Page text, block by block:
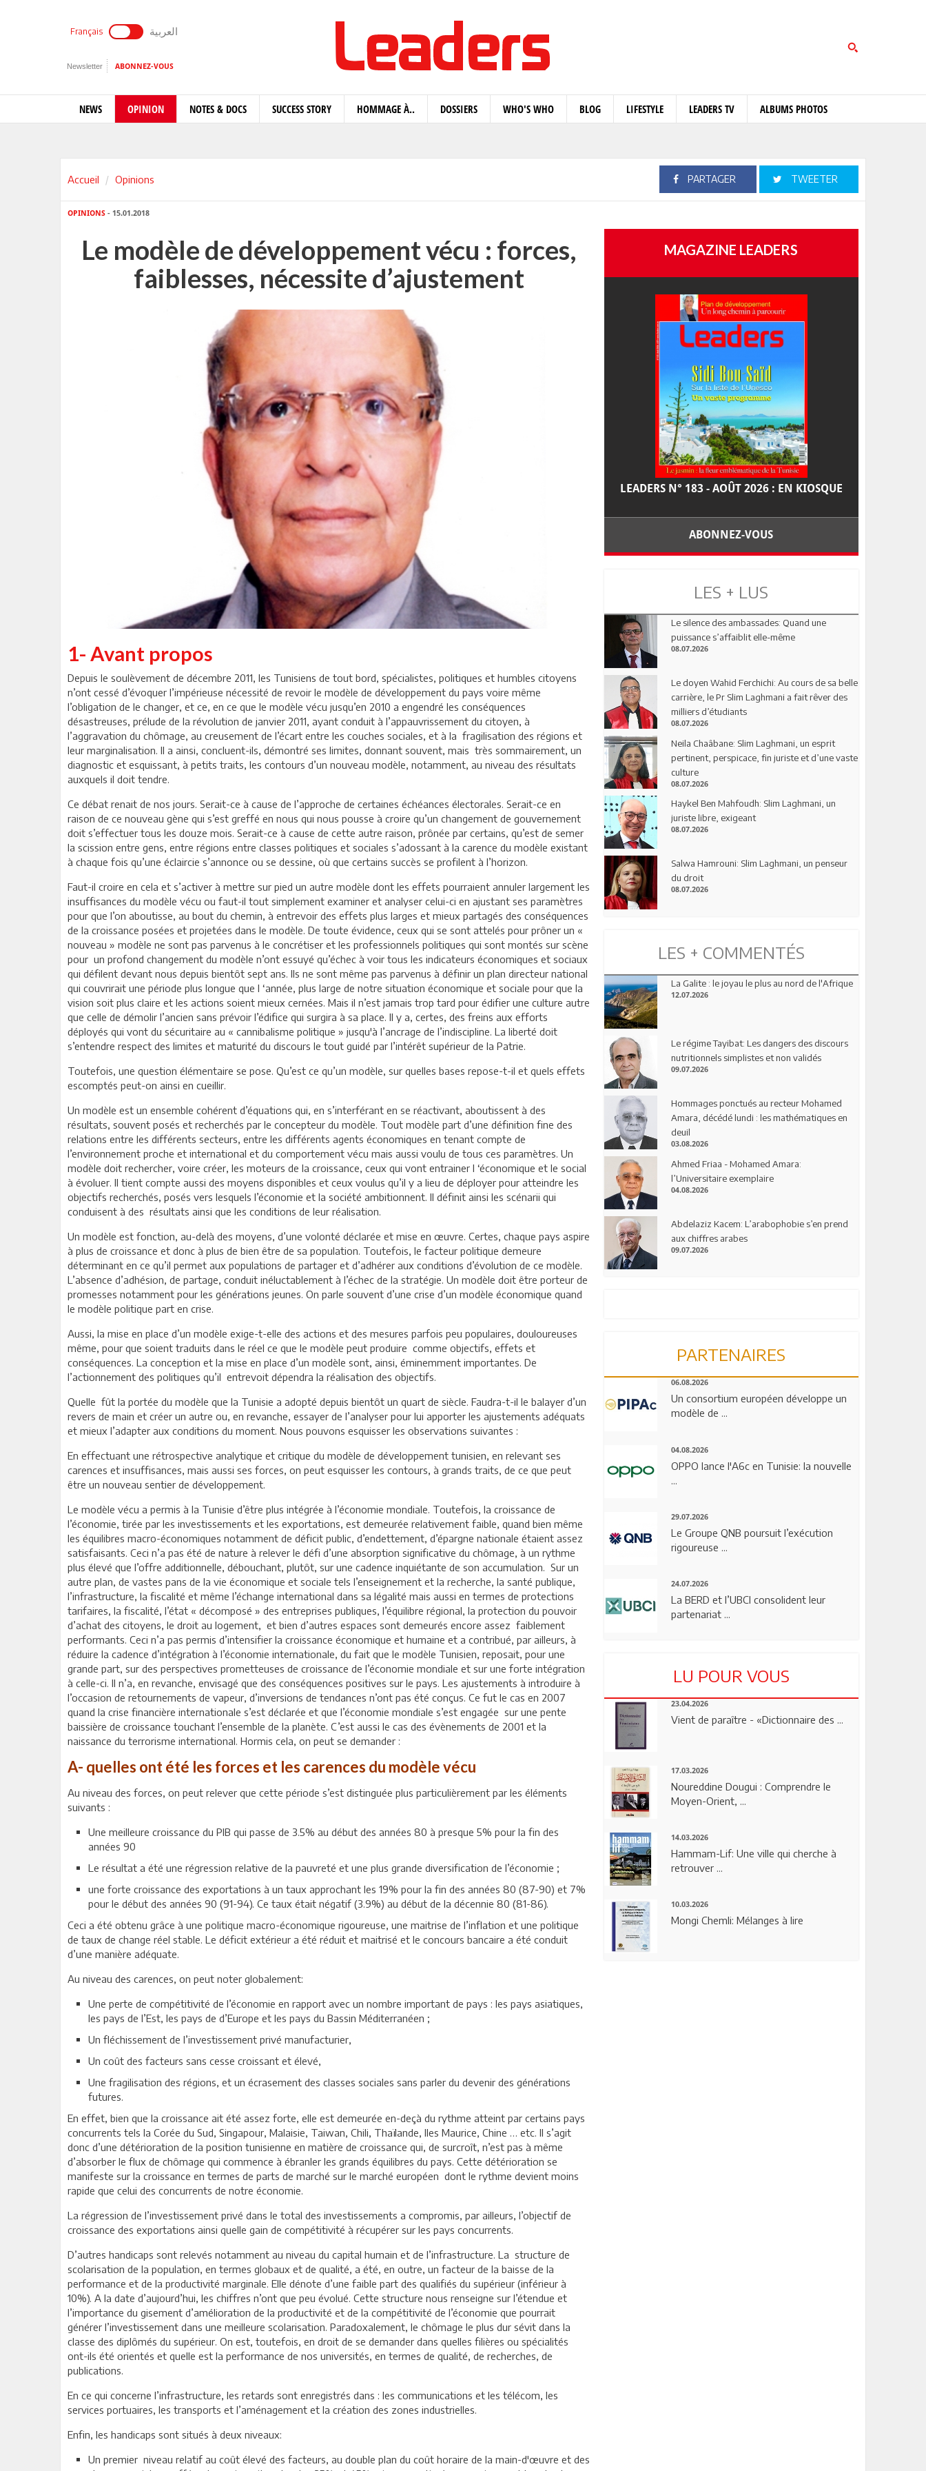
Français العربية
Newsletter ABONNEZ-VOUS
NEWS OPINION NOTES & DOCS SUCCESS STORY HOMMAGE À.. DOSSIERS WHO'S WHO BLOG LIFESTYLE LEADERS TV ALBUMS PHOTOS
Accueil Opinions PARTAGER TWEETER
OPINIONS - 15.01.2018
Le modèle de développement vécu : forces,
faiblesses, nécessite d’ajustement
1- Avant propos
Depuis le soulèvement de décembre 2011, les Tunisiens de tout bord, spécialistes, politiques et humbles citoyens
n’ont cessé d’évoquer l’impérieuse nécessité de revoir le modèle de développement du pays voire même
l’obligation de le changer, et ce, en ce que le modèle vécu jusqu’en 2010 a engendré les conséquences
désastreuses, prélude de la révolution de janvier 2011, ayant conduit à l’appauvrissement du citoyen, à
l’aggravation du chômage, au creusement de l’écart entre les couches sociales, et à la fragilisation des régions et
leur marginalisation. Il a ainsi, concluent-ils, démontré ses limites, donnant souvent, mais très sommairement, un
diagnostic et esquissant, à petits traits, les contours d’un nouveau modèle, notamment, au niveau des résultats
auxquels il doit tendre.
Ce débat renait de nos jours. Serait-ce à cause de l’approche de certaines échéances électorales. Serait-ce en
raison de ce nouveau gène qui s’est greffé en nous qui nous pousse à croire qu’un changement de gouvernement
doit s’effectuer tous les douze mois. Serait-ce à cause de cette autre raison, prônée par certains, qu’est de semer
la scission entre gens, entre régions entre classes politiques et sociales s’adossant à la carence du modèle existant
à chaque fois qu’une éclaircie s’annonce ou se dessine, où que certains succès se profilent à l’horizon.
Faut-il croire en cela et s’activer à mettre sur pied un autre modèle dont les effets pourraient annuler largement les
insuffisances du modèle vécu ou faut-il tout simplement examiner et analyser celui-ci en ajustant ses paramètres
pour que l’on aboutisse, au bout du chemin, à entrevoir des effets plus larges et mieux partagés des conséquences
de la croissance posées et projetées dans le modèle. De toute évidence, ceux qui se sont attelés pour prôner un «
nouveau » modèle ne sont pas parvenus à le concrétiser et les professionnels politiques qui sont montés sur scène
pour un profond changement du modèle n’ont essuyé qu’échec à voir tous les indicateurs économiques et sociaux
qui défilent devant nous depuis bientôt sept ans. Ils ne sont même pas parvenus à définir un plan directeur national
qui couvrirait une période plus longue que l ‘année, plus large de notre situation économique et sociale pour que la
vision soit plus claire et les actions soient mieux cernées. Mais il n’est jamais trop tard pour édifier une culture autre
que celle de démolir l’ancien sans prévoir l’édifice qui surgira à sa place. Il y a, certes, des freins aux efforts
déployés qui vont du sécuritaire au « cannibalisme politique » jusqu'à l’ancrage de l’indiscipline. La liberté doit
s’entendre respect des limites et maturité du discours le tout guidé par l’intérêt supérieur de la Patrie.
Toutefois, une question élémentaire se pose. Qu’est ce qu’un modèle, sur quelles bases repose-t-il et quels effets
escomptés peut-on ainsi en cueillir.
Un modèle est un ensemble cohérent d’équations qui, en s’interférant en se réactivant, aboutissent à des
résultats, souvent posés et recherchés par le concepteur du modèle. Tout modèle part d’une définition fine des
relations entre les différents secteurs, entre les différents agents économiques en tenant compte de
l’environnement proche et international et du comportement vécu mais aussi voulu de tous ces paramètres. Un
modèle doit rechercher, voire créer, les moteurs de la croissance, ceux qui vont entrainer l ‘économique et le social
à évoluer. Il tient compte aussi des moyens disponibles et ceux voulus qu’il y a lieu de déployer pour atteindre les
objectifs recherchés, posés vers lesquels l’économie et la société ambitionnent. Il définit ainsi les scénarii qui
conduisent à des résultats ainsi que les conditions de leur réalisation.
Un modèle est fonction, au-delà des moyens, d’une volonté déclarée et mise en œuvre. Certes, chaque pays aspire
à plus de croissance et donc à plus de bien être de sa population. Toutefois, le facteur politique demeure
déterminant en ce qu’il permet aux populations de partager et d’adhérer aux conditions d’évolution de ce modèle.
L’absence d’adhésion, de partage, conduit inéluctablement à l’échec de la stratégie. Un modèle doit être porteur de
promesses notamment pour les générations jeunes. On parle souvent d’une crise d’un modèle économique quand
le modèle politique part en crise.
Aussi, la mise en place d’un modèle exige-t-elle des actions et des mesures parfois peu populaires, douloureuses
même, pour que soient traduits dans le réel ce que le modèle peut produire comme objectifs, effets et
conséquences. La conception et la mise en place d’un modèle sont, ainsi, éminemment importantes. De
l’actionnement des politiques qu’il entrevoit dépendra la réalisation des objectifs.
Quelle fût la portée du modèle que la Tunisie a adopté depuis bientôt un quart de siècle. Faudra-t-il le balayer d’un
revers de main et créer un autre ou, en revanche, essayer de l’analyser pour lui apporter les ajustements adéquats
et mieux l’adapter aux conditions du moment. Nous pouvons esquisser les observations suivantes :
En effectuant une rétrospective analytique et critique du modèle de développement tunisien, en relevant ses
carences et insuffisances, mais aussi ses forces, on peut esquisser les contours, à grands traits, de ce que peut
être un nouveau sentier de développement.
Le modèle vécu a permis à la Tunisie d’être plus intégrée à l’économie mondiale. Toutefois, la croissance de
l’économie, tirée par les investissements et les exportations, est demeurée relativement faible, quand bien même
les équilibres macro-économiques notamment de déficit public, d’endettement, d’épargne nationale étaient assez
satisfaisants. Ceci n’a pas été de nature à relever le défi d’une absorption significative du chômage, à un rythme
plus élevé que l’offre additionnelle, débouchant, plutôt, sur une cadence inquiétante de son accumulation. Sur un
autre plan, de vastes pans de la vie économique et sociale tels l’enseignement et la recherche, la santé publique,
l’infrastructure, la fiscalité et même l’échange international dans sa légalité mais aussi en termes de protections
tarifaires, la fiscalité, l’état « décomposé » des entreprises publiques, l’équilibre régional, la protection du pouvoir
d’achat des citoyens, le droit au logement, et bien d’autres espaces sont demeurés encore assez faiblement
performants. Ceci n’a pas permis d’intensifier la croissance économique et humaine et a contribué, par ailleurs, à
réduire la cadence d’intégration à l’économie internationale, du fait que le modèle Tunisien, reposait, pour une
grande part, sur des perspectives prometteuses de croissance de l’économie mondiale et sur une forte intégration
à celle-ci. Il n’a, en revanche, envisagé que des conséquences positives sur le pays. Les ajustements à introduire à
l’occasion de retournements de vapeur, d’inversions de tendances n’ont pas été conçus. Ce fut le cas en 2007
quand la crise financière internationale s’est déclarée et que l’économie mondiale s’est engagée sur une pente
baissière de croissance touchant l’ensemble de la planète. C’est aussi le cas des évènements de 2001 et la
naissance du terrorisme international. Hormis cela, on peut se demander :
A- quelles ont été les forces et les carences du modèle vécu
Au niveau des forces, on peut relever que cette période s’est distinguée plus particulièrement par les éléments
suivants :
Une meilleure croissance du PIB qui passe de 3.5% au début des années 80 à presque 5% pour la fin des
années 90
Le résultat a été une régression relative de la pauvreté et une plus grande diversification de l’économie ;
une forte croissance des exportations à un taux approchant les 19% pour la fin des années 80 (87-90) et 7%
pour le début des années 90 (91-94). Ce taux était négatif (3.9%) au début de la décennie 80 (81-86).
Ceci a été obtenu grâce à une politique macro-économique rigoureuse, une maitrise de l’inflation et une politique
de taux de change réel stable. Le déficit extérieur a été réduit et maitrisé et le concours bancaire a été conduit
d’une manière adéquate.
Au niveau des carences, on peut noter globalement:
Une perte de compétitivité de l’économie en rapport avec un nombre important de pays : les pays asiatiques,
les pays de l’Est, les pays de d’Europe et les pays du Bassin Méditerranéen ;
Un fléchissement de l’investissement privé manufacturier,
Un coût des facteurs sans cesse croissant et élevé,
Une fragilisation des régions, et un écrasement des classes sociales sans parler du devenir des générations
futures.
En effet, bien que la croissance ait été assez forte, elle est demeurée en-deçà du rythme atteint par certains pays
concurrents tels la Corée du Sud, Singapour, Malaisie, Taiwan, Chili, Thaïlande, Iles Maurice, Chine … etc. Il s’agit
donc d’une détérioration de la position tunisienne en matière de croissance qui, de surcroît, n’est pas à même
d’absorber le flux de chômage qui commence à ébranler les grands équilibres du pays. Cette détérioration se
manifeste sur la croissance en termes de parts de marché sur le marché européen dont le rythme devient moins
rapide que celui des concurrents de notre économie.
La régression de l’investissement privé dans le total des investissements a compromis, par ailleurs, l’objectif de
croissance des exportations ainsi quelle gain de compétitivité à récupérer sur les pays concurrents.
D’autres handicaps sont relevés notamment au niveau du capital humain et de l’infrastructure. La structure de
scolarisation de la population, en termes globaux et de qualité, a été, en outre, un facteur de la baisse de la
performance et de la productivité marginale. Elle dénote d’une faible part des qualifiés du supérieur (inférieur à
10%). A la date d’aujourd’hui, les chiffres n’ont que peu évolué. Cette structure nous renseigne sur l’étendue et
l’importance du gisement d’amélioration de la productivité et de la compétitivité de l’économie que pourrait
générer l’investissement dans une meilleure scolarisation. Paradoxalement, le chômage le plus dur sévit dans la
classe des diplômés du supérieur. On est, toutefois, en droit de se demander dans quelles filières ou spécialités
ont-ils été orientés et quelle est la performance de nos universités, en termes de qualité, de recherches, de
publications.
En ce qui concerne l’infrastructure, les retards sont enregistrés dans : les communications et les télécom, les
services portuaires, les transports et l’aménagement et la création des zones industrielles.
Enfin, les handicaps sont situés à deux niveaux:
Un premier niveau relatif au coût élevé des facteurs, au double plan du coût horaire de la main-d'œuvre et des
MAGAZINE LEADERS
LEADERS N° 183 - AOÛT 2026 : EN KIOSQUE
ABONNEZ-VOUS
LES + LUS
Le silence des ambassades: Quand une
puissance s’affaiblit elle-même
08.07.2026
Le doyen Wahid Ferchichi: Au cours de sa belle
carrière, le Pr Slim Laghmani a fait rêver des
milliers d’étudiants
08.07.2026
Neila Chaâbane: Slim Laghmani, un esprit
pertinent, perspicace, fin juriste et d’une vaste
culture
08.07.2026
Haykel Ben Mahfoudh: Slim Laghmani, un
juriste libre, exigeant
08.07.2026
Salwa Hamrouni: Slim Laghmani, un penseur
du droit
08.07.2026
LES + COMMENTÉS
La Galite : le joyau le plus au nord de l'Afrique
12.07.2026
Le régime Tayibat: Les dangers des discours
nutritionnels simplistes et non validés
09.07.2026
Hommages ponctués au recteur Mohamed
Amara, décédé lundi : les mathématiques en
deuil
03.08.2026
Ahmed Friaa - Mohamed Amara:
l’Universitaire exemplaire
04.08.2026
Abdelaziz Kacem: L’arabophobie s’en prend
aux chiffres arabes
09.07.2026
PARTENAIRES
06.08.2026
Un consortium européen développe un
modèle de ...
04.08.2026
OPPO lance l'A6c en Tunisie: la nouvelle
29.07.2026
Le Groupe QNB poursuit l’exécution
rigoureuse ...
24.07.2026
La BERD et l’UBCI consolident leur
partenariat ...
LU POUR VOUS
23.04.2026
Vient de paraître - «Dictionnaire des ...
17.03.2026
Noureddine Dougui : Comprendre le
Moyen-Orient, ...
14.03.2026
Hammam-Lif: Une ville qui cherche à
retrouver ...
10.03.2026
Mongi Chemli: Mélanges à lire